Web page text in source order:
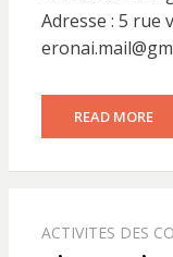
Adresse : 5 rue
READ MORE
ACTIVITES DES